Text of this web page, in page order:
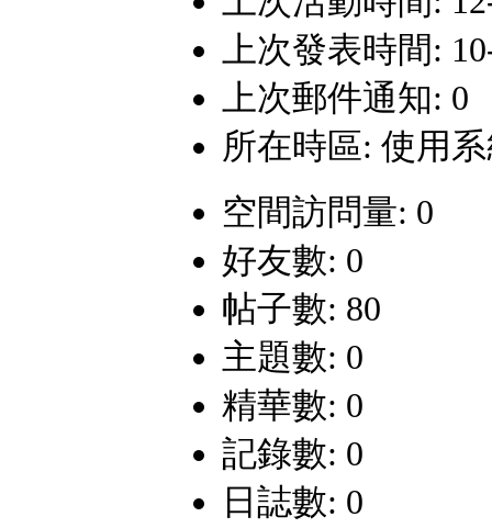
上次發表時間:
上次郵件通知: 0
所在時區: 使用
空間訪問量: 0
好友數: 0
帖子數: 80
主題數: 0
精華數: 0
記錄數: 0
日誌數: 0